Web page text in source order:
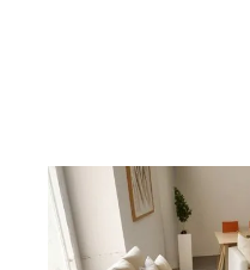
MARSEILLE 13011
42 m
2, 2 pièces
Ref : 1045